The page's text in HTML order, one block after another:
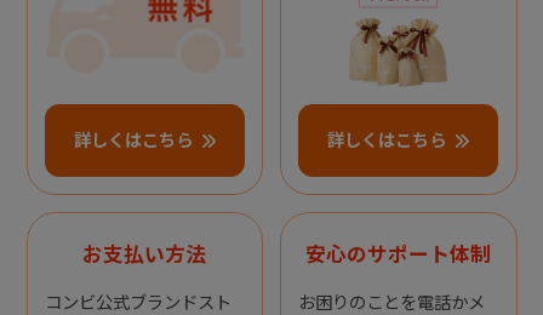
詳しくはこちら 詳しくはこちら
お支払い方法
コンビ公式ブランドスト
安心のサポート体制
お困りのことを電話かメ